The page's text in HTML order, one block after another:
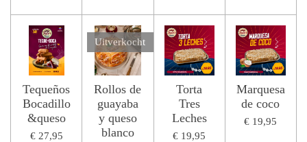
Tequeños
Bocadillo
&queso
€ 27,95
Uitverkocht
Rollos de
guayaba
y queso
blanco
Torta
Tres
Leches
€ 19,95
Marquesa
de coco
€ 19,95